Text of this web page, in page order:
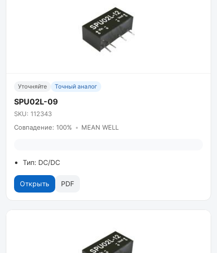
Уточняйте Точный аналог
SPU02L-09
SKU: 112343
Совпадение: 100% • MEAN WELL
Тип: DC/DC
Открыть PDF